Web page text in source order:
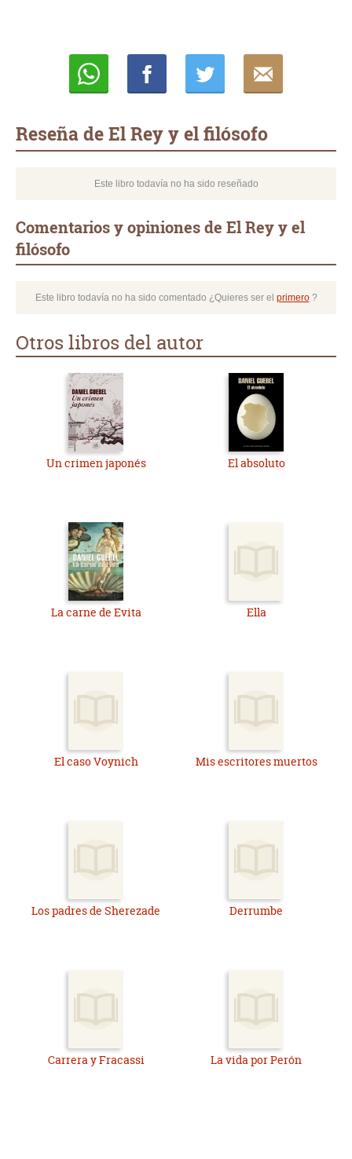
Reseña de El Rey y el filósofo
Este libro todavía no ha sido reseñado
Comentarios y opiniones de El Rey y el
filósofo
Este libro todavía no ha sido comentado ¿Quieres ser el primero?
Otros libros del autor
Un crimen japonés El absoluto
La carne de Evita Ella
El caso Voynich Mis escritores muertos
Los padres de Sherezade Derrumbe
Carrera y Fracassi La vida por Perón